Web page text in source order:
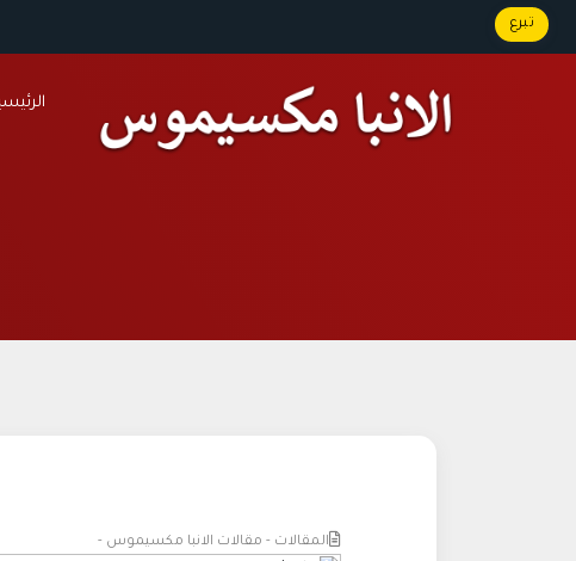
تبرع
المقالات - مقالات الانبا مكسيموس -